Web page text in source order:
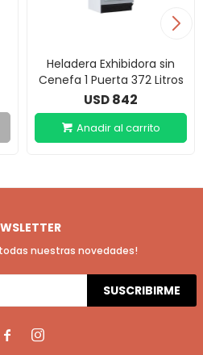
Heladera Exhibidora sin
Cenefa 1 Puerta 372 Litros
USD842
nuestras novedades!
SUSCRIBIRME
 